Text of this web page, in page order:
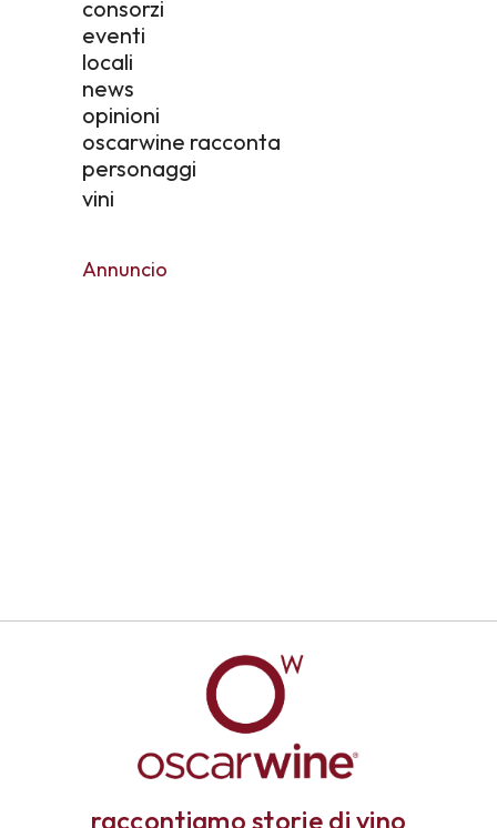
consorzi
eventi
locali
news
opinioni
oscarwine racconta
personaggi
vini
Annuncio
raccontiamo storie di vino